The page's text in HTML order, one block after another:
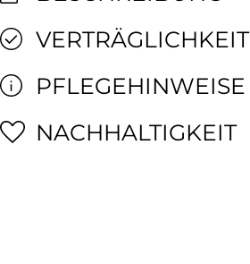
VERTRÄGLICHKEIT
PFLEGEHINWEISE
NACHHALTIGKEIT